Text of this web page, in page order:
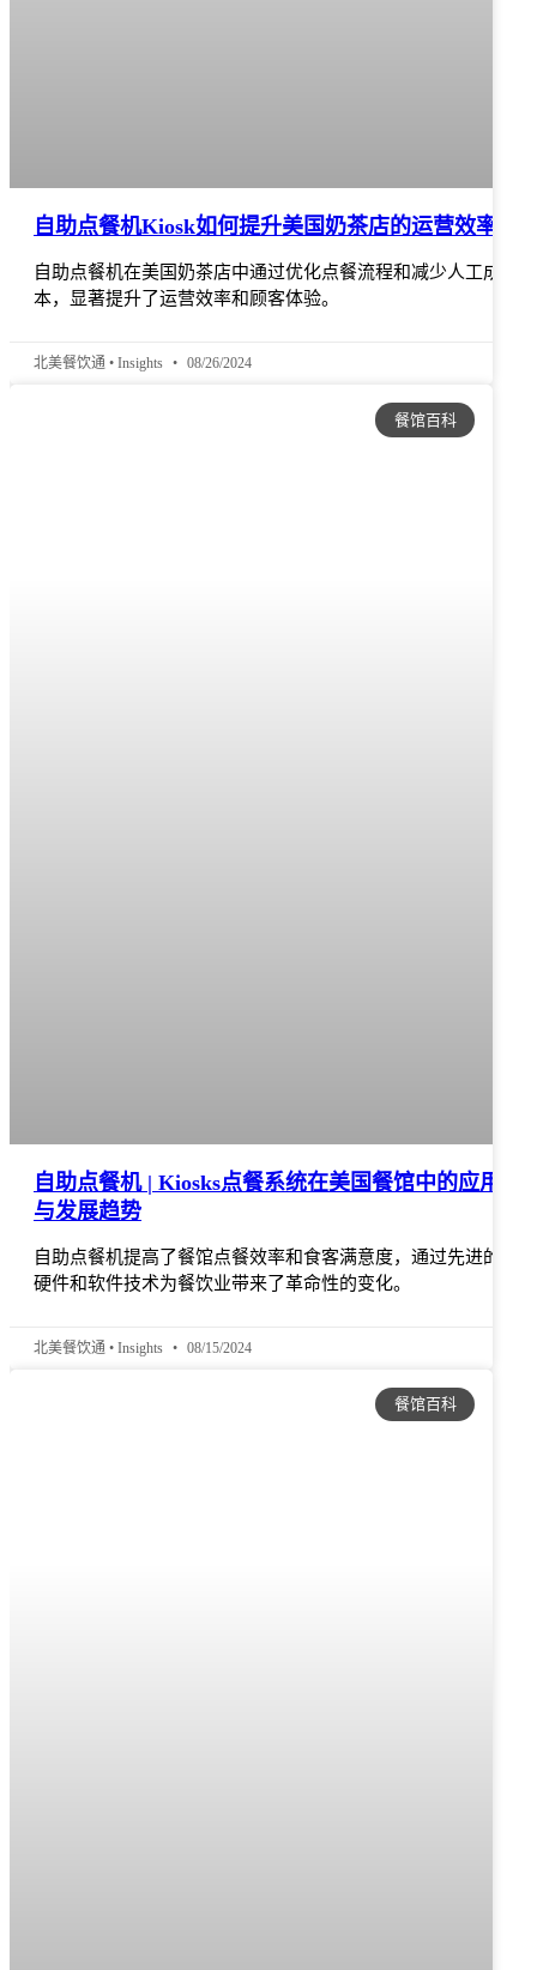
自助点餐机Kiosk如何提升美国奶茶店的运营效率
自助点餐机在美国奶茶店中通过优化点餐流程和减少人工成
本，显著提升了运营效率和顾客体验。
北美餐饮通 • Insights 08/26/2024
餐馆百科
自助点餐机 | Kiosks点餐系统在美国餐馆中的应用
与发展趋势
自助点餐机提高了餐馆点餐效率和食客满意度，通过先进的
硬件和软件技术为餐饮业带来了革命性的变化。
北美餐饮通 • Insights 08/15/2024
餐馆百科